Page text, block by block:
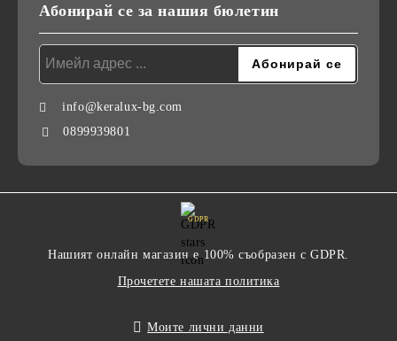
Абонирай се за нашия бюлетин
info@keralux-bg.com
0899939801
GDPR
Нашият онлайн магазин е 100% съобразен с GDPR.
Прочетете нашата политика
Моите лични данни